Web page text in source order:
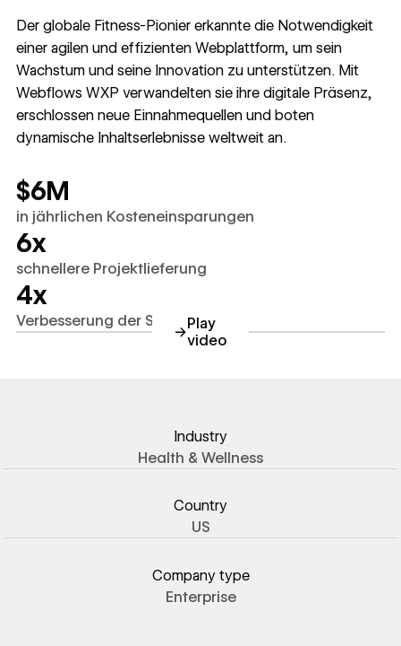
Der globale Fitness-Pionier erkannte die Notwendigkeit
einer agilen und effizienten Webplattform, um sein
Wachstum und seine Innovation zu unterstützen. Mit
Webflows WXP verwandelten sie ihre digitale Präsenz,
erschlossen neue Einnahmequellen und boten
dynamische Inhaltserlebnisse weltweit an.
$6M
in jährlichen Kosteneinsparungen
6x
schnellere Projektlieferung
4x
Verbesserung der Seitenleistung
→Play
video
https://www.youtube.com/
Industry
Health & Wellness
Country
US
Company type
Enterprise